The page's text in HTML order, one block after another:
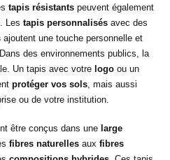
tapis résistants peuvent également
Les tapis personnalisés avec des
ajoutent une touche personnelle et
des environnements publics, la
Un tapis avec votre logo ou un
protéger vos sols, mais aussi
ou de votre institution.
être conçus dans une large
fibres naturelles aux fibres